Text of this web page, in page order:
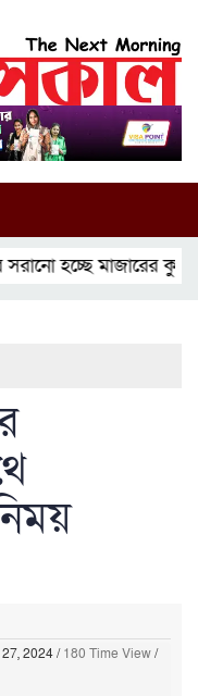
হচ্ছে মাজারের কুমির
2024/180 Time View/